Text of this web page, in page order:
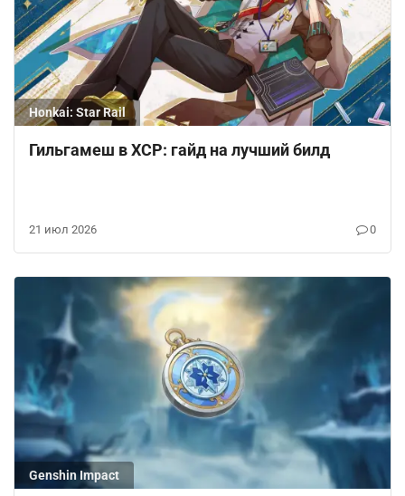
Honkai: Star Rail
Гильгамеш в ХСР: гайд на лучший билд
21 июл 2026 0
Genshin Impact